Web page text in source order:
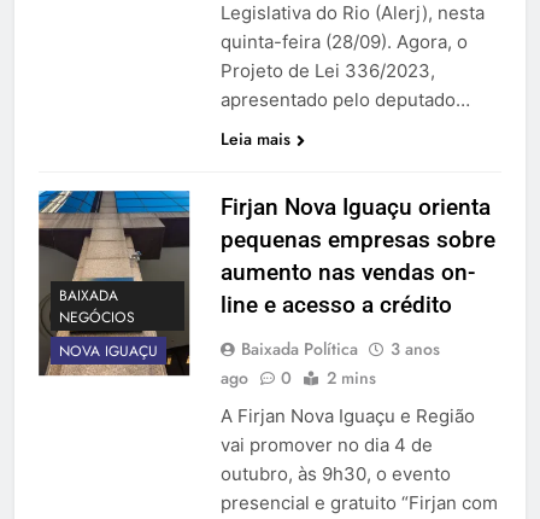
Legislativa do Rio (Alerj), nesta
quinta-feira (28/09). Agora, o
Projeto de Lei 336/2023,
apresentado pelo deputado…
Leia mais
BAIXADA
NEGÓCIOS
NOVA IGUAÇU
Firjan Nova Iguaçu orienta
pequenas empresas sobre
aumento nas vendas on-
line e acesso a crédito
Baixada Política
3 anos
ago
0 2 mins
A Firjan Nova Iguaçu e Região
vai promover no dia 4 de
outubro, às 9h30, o evento
presencial e gratuito “Firjan com